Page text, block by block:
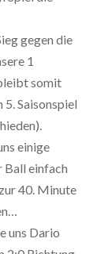
gegen die
1
somit
Saisonspiel
einige
Ball einfach
40. Minute
uns Dario